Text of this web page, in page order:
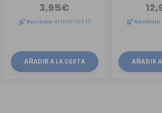
3,95€
Recíbelo el martes 11
AÑADIR A LA CESTA
Recíbelo
AÑADIR